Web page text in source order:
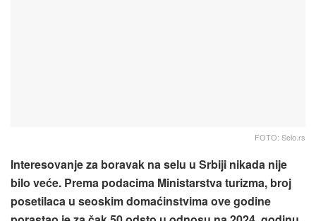
FOTO: Selo.rs
Interesovanje za boravak na selu u Srbiji nikada nije
bilo veće. Prema podacima Ministarstva turizma, broj
posetilaca u seoskim domaćinstvima ove godine